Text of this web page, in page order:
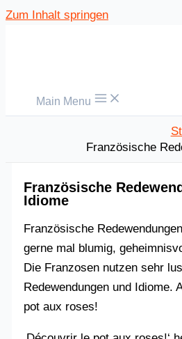
Zum Inhalt springen
Main Menu
Französische
Französische
Idiome
Französische
gerne mal blumig,
Die Franzosen nutzen sehr
Redewendungen und Idiome.
pot aux roses!